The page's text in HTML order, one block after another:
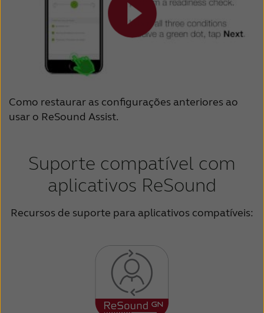
Como restaurar as configurações anteriores ao
usar o ReSound Assist.
Suporte compatível com
aplicativos ReSound
Recursos de suporte para aplicativos compatíveis: